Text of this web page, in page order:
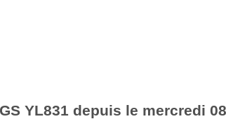
YL831 depuis le mercredi